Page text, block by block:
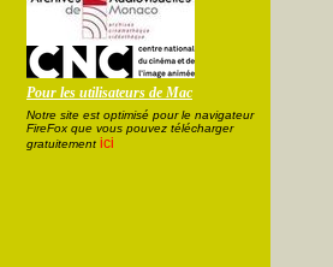
Pour les utilisateurs de Mac
Notre site est optimisé pour le navigateur
FireFox que vous pouvez télécharger
gratuitement ici